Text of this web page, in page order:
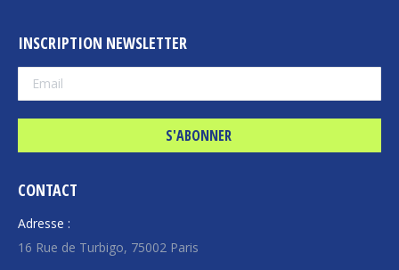
INSCRIPTION NEWSLETTER
CONTACT
Adresse :
16 Rue de Turbigo, 75002 Paris